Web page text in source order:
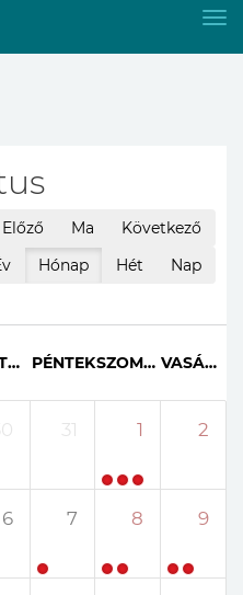
Előző Ma
Következő
Hónap Hét Nap
CSÜTÖRTÖK PÉNTEK SZOMBAT VASÁRNAP
31 1 2
6 7 8 9